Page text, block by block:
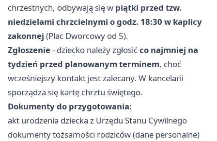
chrzestnych, odbywają się w piątki przed tzw.
niedzielami chrzcielnymi o godz. 18:30 w kaplicy
zakonnej (Plac Dworcowy od 5).
Zgłoszenie- dziecko należy zgłosićco najmniej na
tydzień przed planowanym terminem, choć
wcześniejszy kontakt jest zalecany. W kancelarii
sporządza się kartę chrztu świętego.
Dokumenty do przygotowania:
akt urodzenia dziecka z Urzędu Stanu Cywilnego
dokumenty tożsamości rodziców (dane personalne)